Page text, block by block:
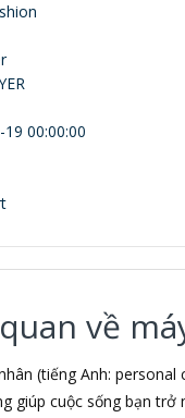
00:00:00
về
(tiếng Anh:
giúp cuộc sống bạn